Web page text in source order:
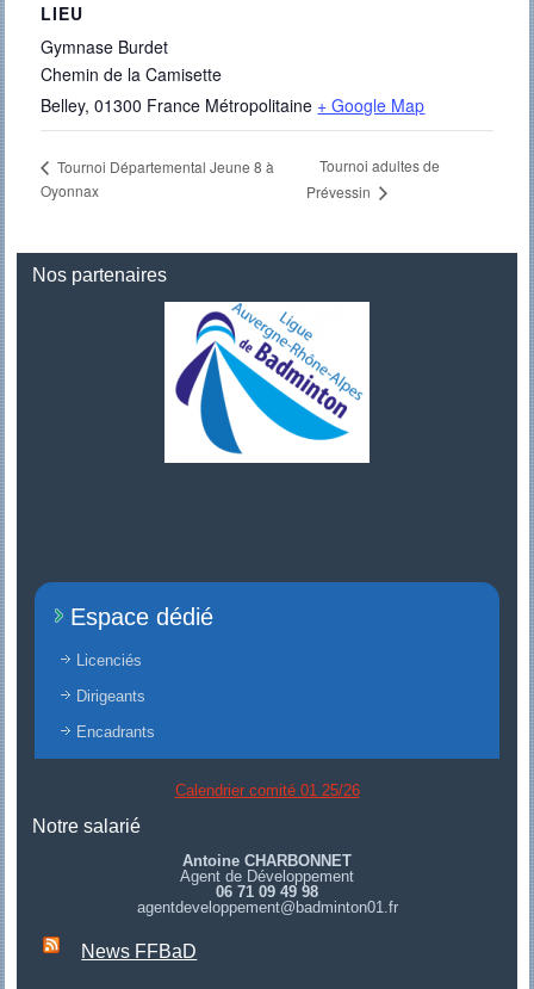
LIEU
Gymnase Burdet
Chemin de la Camisette
Belley, 01300 France Métropolitaine + Google Map
Tournoi Départemental Jeune 8 à
Oyonnax
Tournoi adultes de
Prévessin
Nos partenaires
Espace dédié
Licenciés
Dirigeants
Encadrants
Calendrier comité 01 25/26
Notre salarié
Antoine CHARBONNET
Agent de Développement
06 71 09 49 98
agentdeveloppement@badminton01.fr
News FFBaD